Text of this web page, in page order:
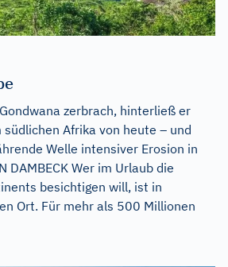
zerbrach, hinterließ er
Afrika von heute – und
Welle intensiver Erosion in
DAMBECK Wer im Urlaub die
besichtigen will, ist in
Ort. Für mehr als 500 Millionen